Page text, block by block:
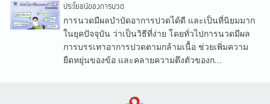
ประโยชน์ของการนวด
การนวดมีผลบำบัดอาการปวดได้ดี และเป็นที่นิยมมาก
ในยุคปัจจุบัน ว่าเป็นวิธีที่ง่าย โดยทั่วไปการนวดมีผล
การบรรเทาอาการปวดตามกล้ามเนื้อ ช่วยเพิ่มความ
ยืดหยุ่นของข้อ และคลายความตึงตัวของก...